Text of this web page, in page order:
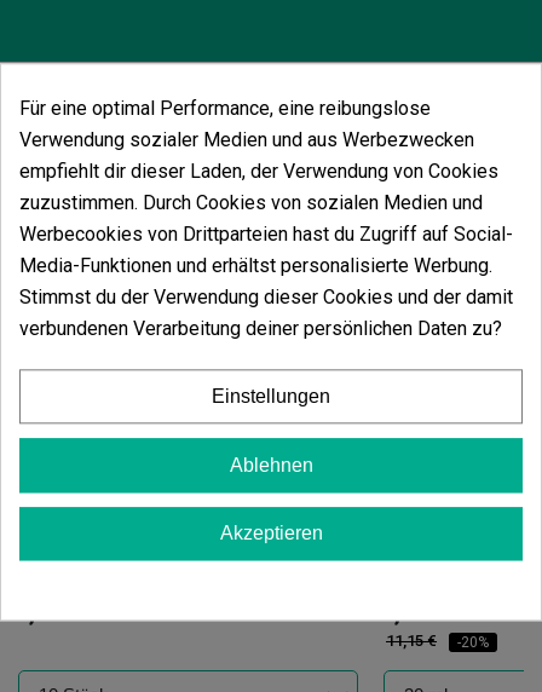
Vielleicht gefällt Ihnen auch
Gelbe Fliegenfallen
11,15 € -20%
Für eine optimal Performance, eine reibungslose
Verwendung sozialer Medien und aus Werbezwecken
empfiehlt dir dieser Laden, der Verwendung von Cookies
zuzustimmen. Durch Cookies von sozialen Medien und
Werbecookies von Drittparteien hast du Zugriff auf Social-
Media-Funktionen und erhältst personalisierte Werbung.
Stimmst du der Verwendung dieser Cookies und der damit
verbundenen Verarbeitung deiner persönlichen Daten zu?
Einstellungen
Ablehnen
Akzeptieren